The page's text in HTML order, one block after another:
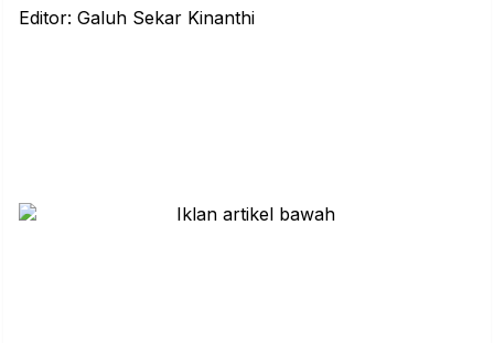
Editor: Galuh Sekar Kinanthi